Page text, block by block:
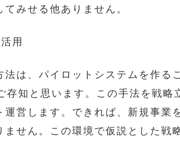
みせる他ありません。
用
法は、パイロットシステムを作
存知と思います。この手法を戦
営します。できれば、新規事業
ません。この環境で仮説とした